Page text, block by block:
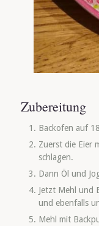
Zubereitung
Backofen auf
Zuerst die Eier
schlagen.
Dann Öl und
Jetzt Mehl und
und ebenfalls
Mehl mit